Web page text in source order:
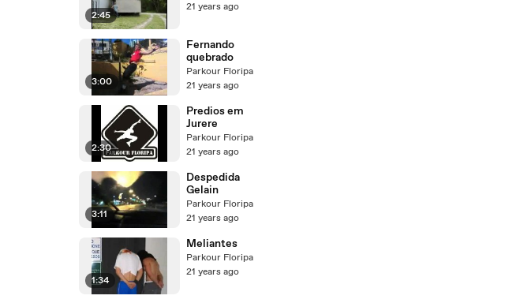
2:45
21 years ago
3:00
Fernando
quebrado
Parkour Floripa
21 years ago
2:30
Predios em
Jurere
Parkour Floripa
21 years ago
3:11
Despedida
Gelain
Parkour Floripa
21 years ago
1:34
Meliantes
Parkour Floripa
21 years ago